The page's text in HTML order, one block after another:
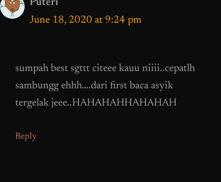
Puteri
June 18, 2020 at 9:24 pm
sumpah best sgttt citeee kauu niiii..cepatlh
sambungg ehhh….dari first baca asyik
tergelak jeee..HAHAHAHHAHAHAH
Reply